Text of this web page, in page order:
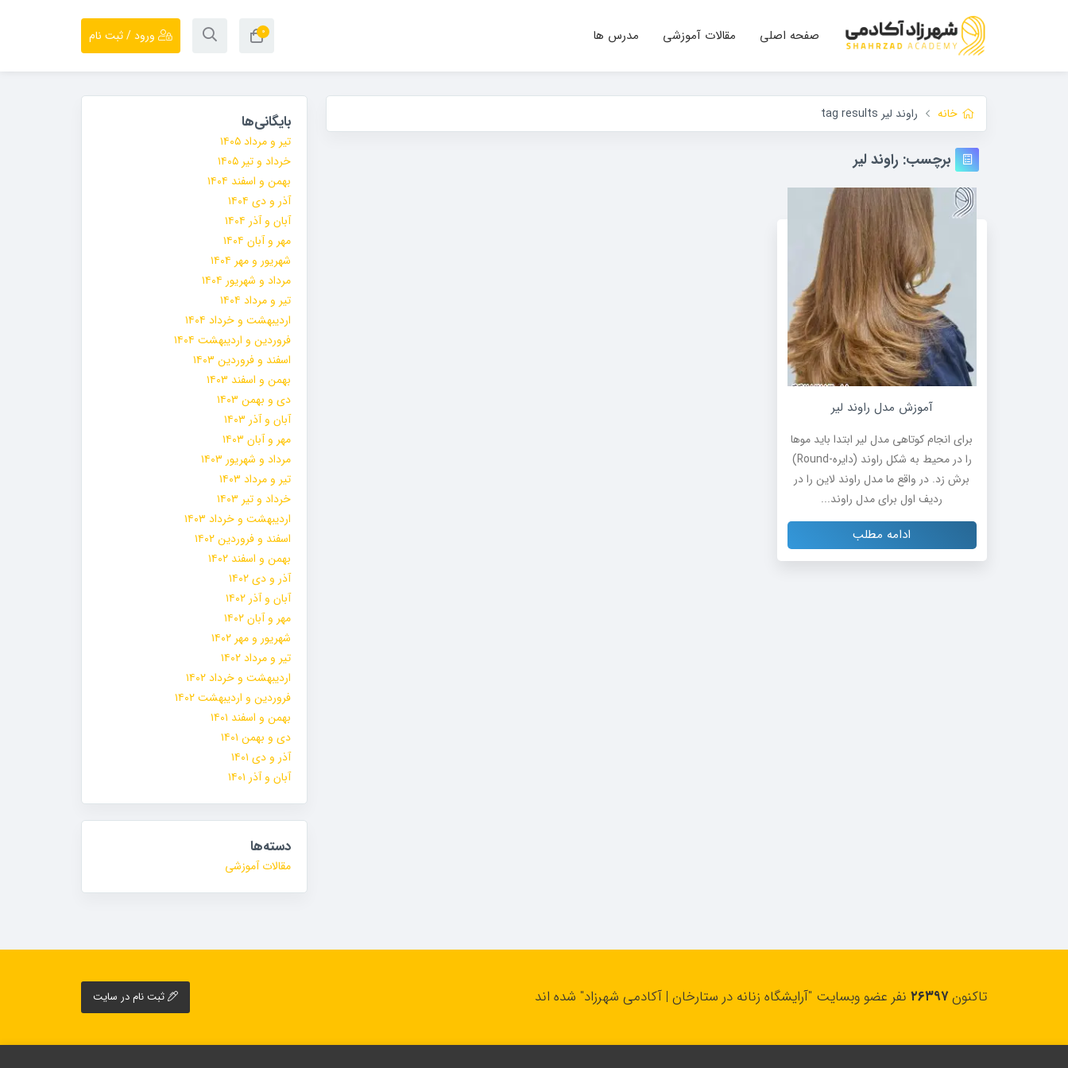
صفحه اصلی مقالات آموزشی مدرس ها ورود / ثبت نام ۰
خانه راوند لیر tag results
برچسب: راوند لیر
آموزش مدل راوند لیر
برای انجام کوتاهی مدل لیر ابتدا باید موها
را در محیط به شکل راوند (دایره-Round)
برش زد. در واقع ما مدل راوند لاین را در
ردیف اول برای مدل راوند...
ادامه مطلب
بایگانی‌ها
تیر و مرداد ۱۴۰۵
خرداد و تیر ۱۴۰۵
بهمن و اسفند ۱۴۰۴
آذر و دی ۱۴۰۴
آبان و آذر ۱۴۰۴
مهر و آبان ۱۴۰۴
شهریور و مهر ۱۴۰۴
مرداد و شهریور ۱۴۰۴
تیر و مرداد ۱۴۰۴
اردیبهشت و خرداد ۱۴۰۴
فروردین و اردیبهشت ۱۴۰۴
اسفند و فروردین ۱۴۰۳
بهمن و اسفند ۱۴۰۳
دی و بهمن ۱۴۰۳
آبان و آذر ۱۴۰۳
مهر و آبان ۱۴۰۳
مرداد و شهریور ۱۴۰۳
تیر و مرداد ۱۴۰۳
خرداد و تیر ۱۴۰۳
اردیبهشت و خرداد ۱۴۰۳
اسفند و فروردین ۱۴۰۲
بهمن و اسفند ۱۴۰۲
آذر و دی ۱۴۰۲
آبان و آذر ۱۴۰۲
مهر و آبان ۱۴۰۲
شهریور و مهر ۱۴۰۲
تیر و مرداد ۱۴۰۲
اردیبهشت و خرداد ۱۴۰۲
فروردین و اردیبهشت ۱۴۰۲
بهمن و اسفند ۱۴۰۱
دی و بهمن ۱۴۰۱
آذر و دی ۱۴۰۱
آبان و آذر ۱۴۰۱
دسته‌ها
مقالات آموزشی
تاکنون۲۶۳۹۷ نفر عضو وبسایت "آرایشگاه زنانه در ستارخان | آکادمی شهرزاد" شده اند ثبت نام در سایت